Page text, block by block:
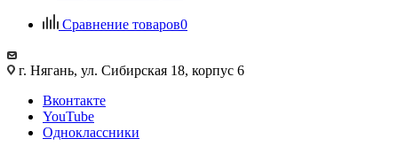
Сравнение товаров0
г. Нягань, ул. Сибирская 18, корпус 6
Вконтакте
YouTube
Одноклассники